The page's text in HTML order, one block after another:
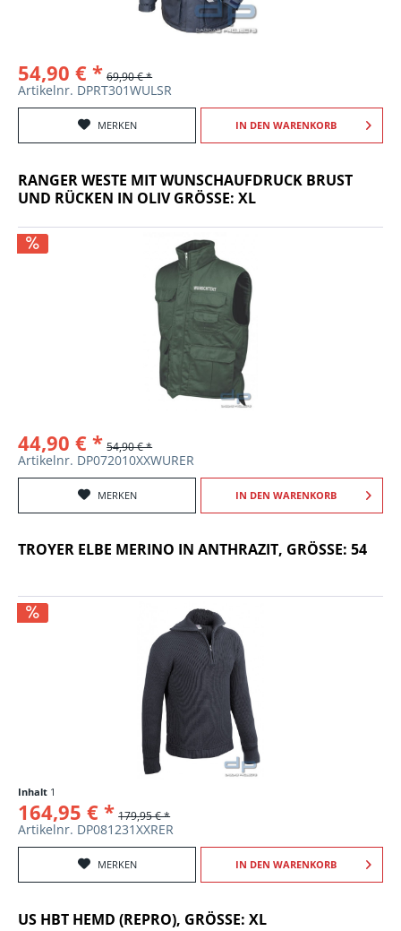
54,90 € * 69,90 € *
Artikelnr. DPRT301WULSR
MERKEN IN DEN WARENKORB
RANGER WESTE MIT WUNSCHAUFDRUCK BRUST
UND RÜCKEN IN OLIV GRÖSSE: XL
44,90 € * 54,90 € *
Artikelnr. DP072010XXWURER
MERKEN IN DEN WARENKORB
TROYER ELBE MERINO IN ANTHRAZIT, GRÖSSE: 54
Inhalt 1
164,95 € * 179,95 € *
Artikelnr. DP081231XXRER
MERKEN IN DEN WARENKORB
US HBT HEMD (REPRO), GRÖSSE: XL